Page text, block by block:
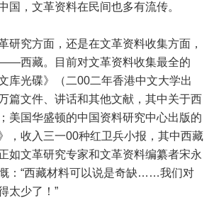
国，文革资料在民间也多有流传。
研究方面，还是在文革资料收集方面，
西藏。目前对文革资料收集最全的
库光碟》（二00二年香港中文大学出
篇文件、讲话和其他文献，其中关于西
美国华盛顿的中国资料研究中心出版的
，收入三一00种红卫兵小报，其中西藏
如文革研究专家和文革资料编纂者宋永
：“西藏材料可以说是奇缺……我们对
太少了！”